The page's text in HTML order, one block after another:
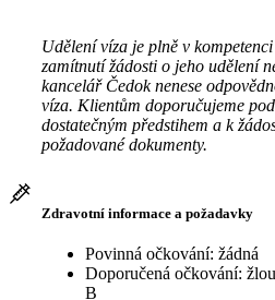
Udělení víza je plně v
zamítnutí žádosti o jeho udělení
kancelář Čedok nenese
víza. Klientům doporučujeme
dostatečným předstihem a k
požadované dokumenty.
Zdravotní informace a požadavky
Povinná očkování: žádná
Doporučená očkování:
B